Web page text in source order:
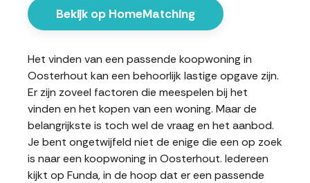
Bekijk op HomeMatching
Het vinden van een passende koopwoning in
Oosterhout kan een behoorlijk lastige opgave zijn.
Er zijn zoveel factoren die meespelen bij het
vinden en het kopen van een woning. Maar de
belangrijkste is toch wel de vraag en het aanbod.
Je bent ongetwijfeld niet de enige die een op zoek
is naar een koopwoning in Oosterhout. Iedereen
kijkt op Funda, in de hoop dat er een passende